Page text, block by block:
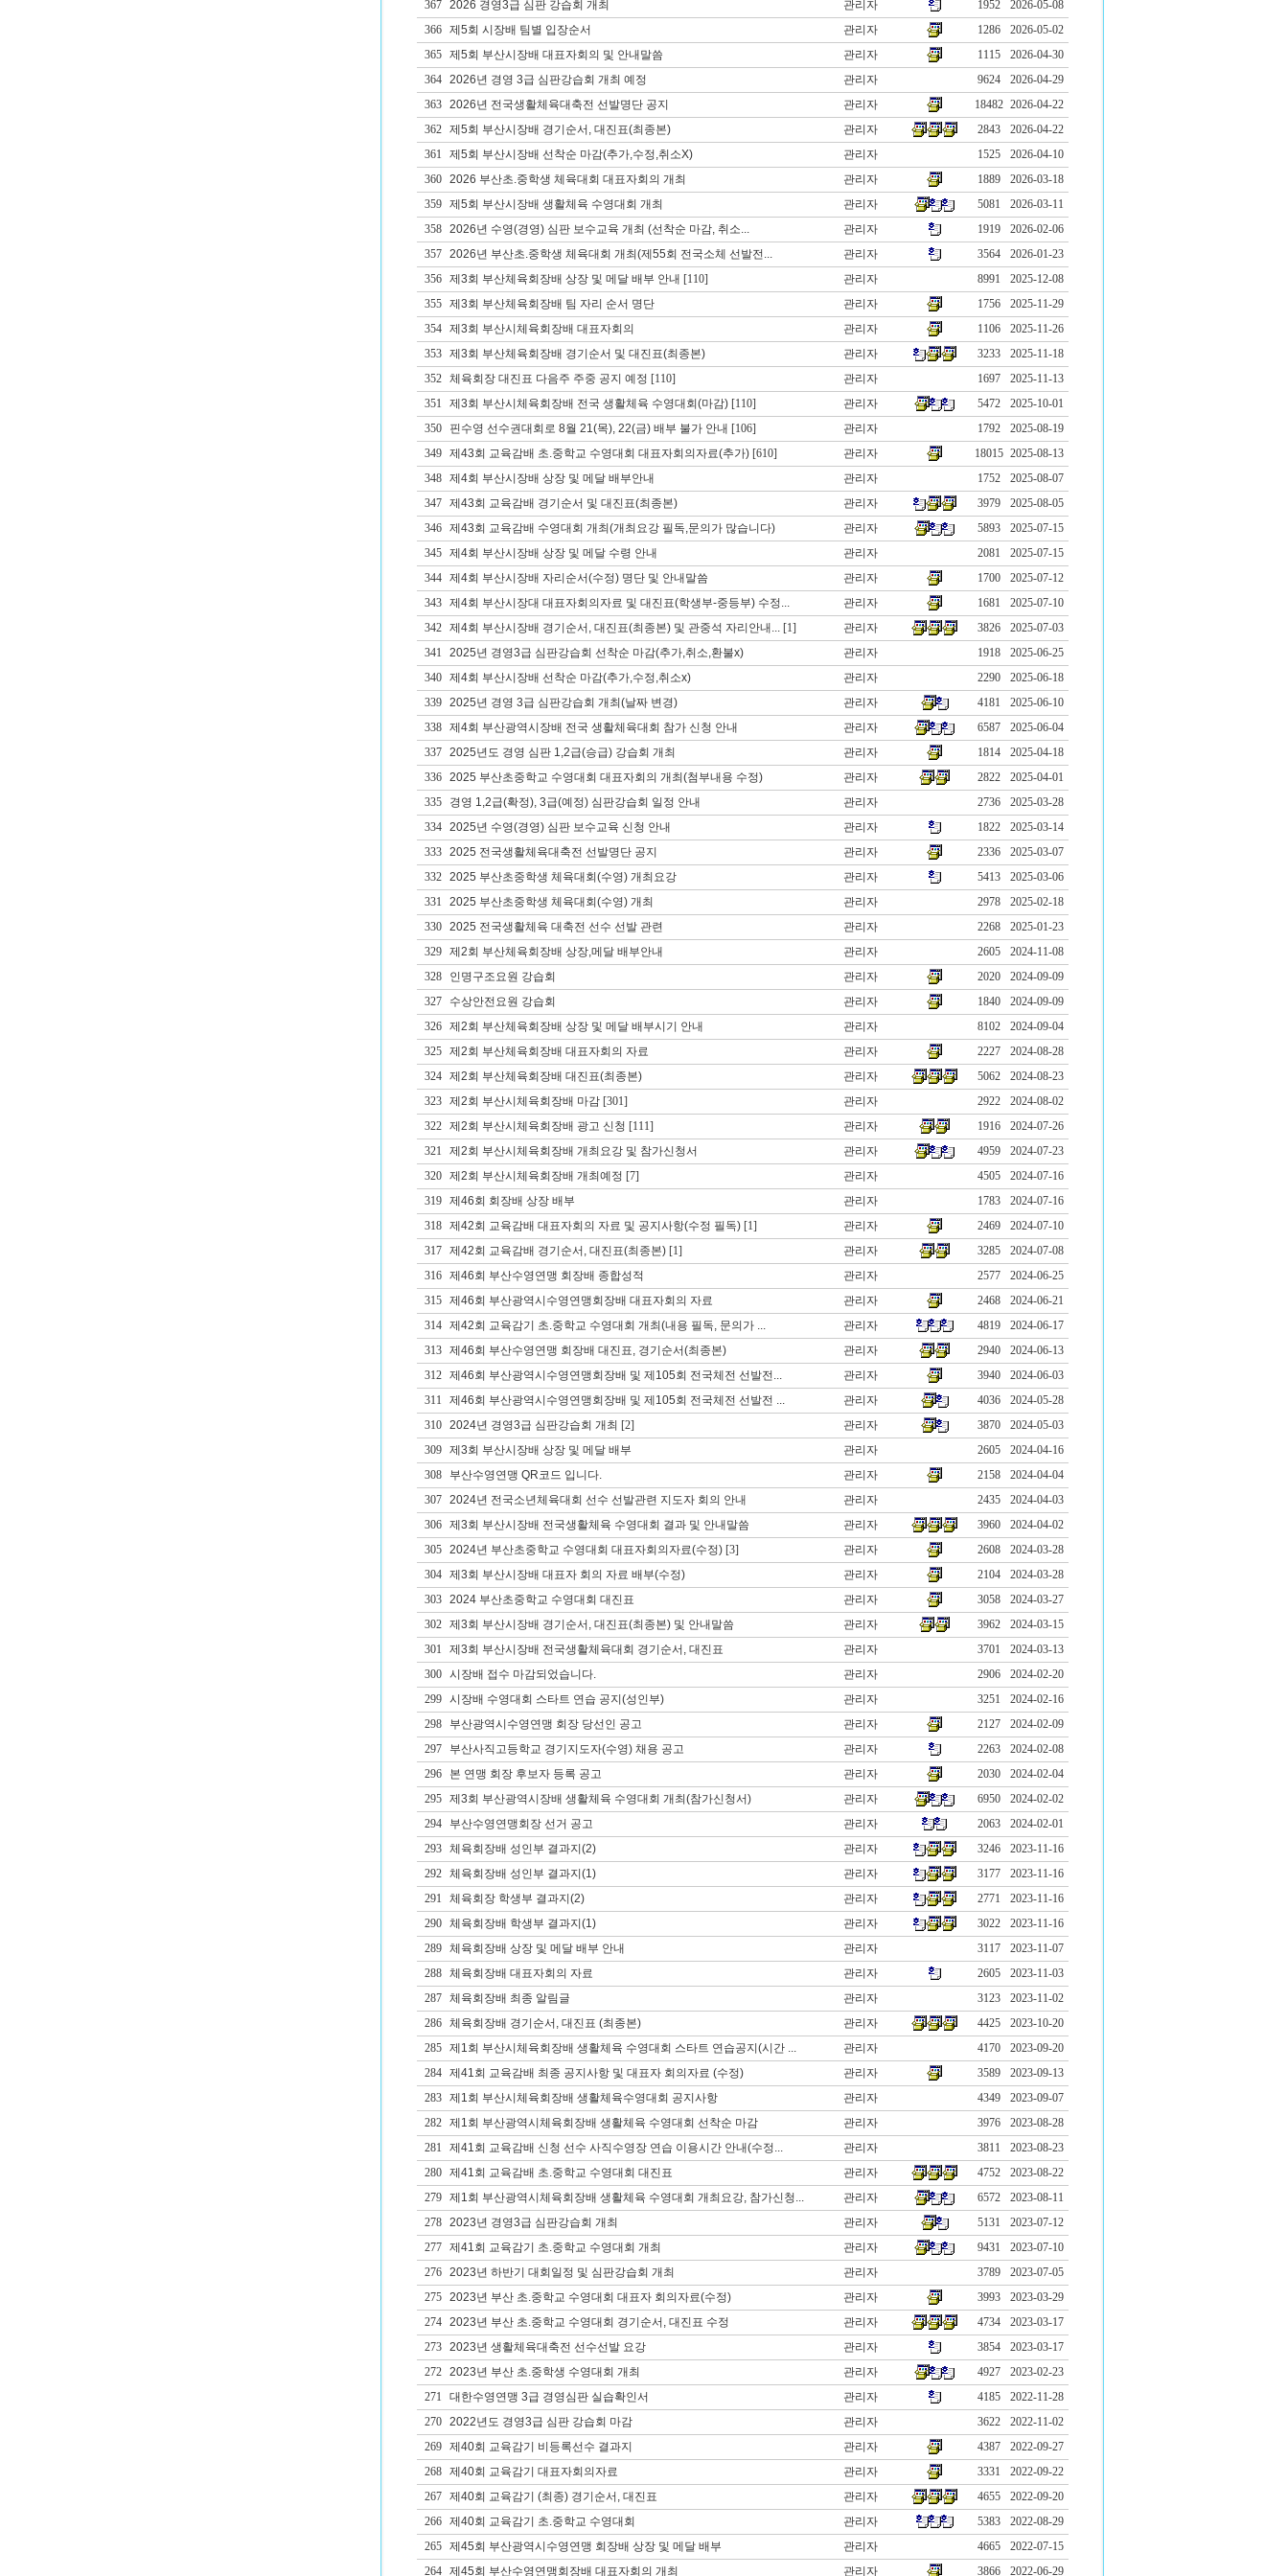
367 2026 경영3급 심판 강습회 개최 관리자 1952
2026-05-08
366
제5회 시장배 팀별 입장순서 관리자 1286
2026-05-02
365
제5회 부산시장배 대표자회의 및 안내말씀 관리자 1115
2026-04-30
364
2026년 경영 3급 심판강습회 개최 예정 관리자 9624
2026-04-29
363
2026년 전국생활체육대축전 선발명단 공지 관리자 18482 2026-04-22
362
제5회 부산시장배 경기순서, 대진표(최종본) 관리자 2843
2026-04-22
361
제5회 부산시장배 선착순 마감(추가,수정,취소X) 관리자 1525
2026-04-10
360
2026 부산초.중학생 체육대회 대표자회의 개최 관리자 1889
2026-03-18
359
제5회 부산시장배 생활체육 수영대회 개최 관리자 5081
2026-03-11
358
2026년 수영(경영) 심판 보수교육 개최 (선착순 마감, 취소... 관리자 1919
2026-02-06
357
2026년 부산초.중학생 체육대회 개최(제55회 전국소체 선발전... 관리자 3564
2026-01-23
356
제3회 부산체육회장배 상장 및 메달 배부 안내 [110] 관리자 8991
2025-12-08
355
제3회 부산체육회장배 팀 자리 순서 명단 관리자 1756
2025-11-29
354
제3회 부산시체육회장배 대표자회의 관리자 1106
2025-11-26
353
제3회 부산체육회장배 경기순서 및 대진표(최종본) 관리자 3233
2025-11-18
352
체육회장 대진표 다음주 주중 공지 예정 [110] 관리자 1697
2025-11-13
351
제3회 부산시체육회장배 전국 생활체육 수영대회(마감)[110] 관리자 5472
2025-10-01
350
핀수영 선수권대회로 8월 21(목), 22(금) 배부 불가 안내 [106] 관리자 1792
2025-08-19
349
제43회 교육감배 초.중학교 수영대회 대표자회의자료(추가)[610] 관리자 18015 2025-08-13
348
제4회 부산시장배 상장 및 메달 배부안내 관리자 1752
2025-08-07
347
제43회 교육감배 경기순서 및 대진표(최종본) 관리자 3979
2025-08-05
346
제43회 교육감배 수영대회 개최(개최요강 필독,문의가 많습니다) 관리자 5893
2025-07-15
345
제4회 부산시장배 상장 및 메달 수령 안내 관리자 2081
2025-07-15
344
제4회 부산시장배 자리순서(수정) 명단 및 안내말씀 관리자 1700
2025-07-12
343
제4회 부산시장대 대표자회의자료 및 대진표(학생부-중등부) 수정... 관리자 1681
2025-07-10
342
제4회 부산시장배 경기순서, 대진표(최종본) 및 관중석 자리안내...[1] 관리자 3826
2025-07-03
341
2025년 경영3급 심판강습회 선착순 마감(추가,취소,환불x) 관리자 1918
2025-06-25
340
제4회 부산시장배 선착순 마감(추가,수정,취소x) 관리자 2290
2025-06-18
339
2025년 경영 3급 심판강습회 개최(날짜 변경) 관리자 4181
2025-06-10
338
제4회 부산광역시장배 전국 생활체육대회 참가 신청 안내 관리자 6587
2025-06-04
337
2025년도 경영 심판 1,2급(승급) 강습회 개최 관리자 1814
2025-04-18
336
2025 부산초중학교 수영대회 대표자회의 개최(첨부내용 수정) 관리자 2822
2025-04-01
335
경영 1,2급(확정), 3급(예정) 심판강습회 일정 안내 관리자 2736
2025-03-28
334
2025년 수영(경영) 심판 보수교육 신청 안내 관리자 1822
2025-03-14
333
2025 전국생활체육대축전 선발명단 공지 관리자 2336
2025-03-07
332
2025 부산초중학생 체육대회(수영) 개최요강 관리자 5413
2025-03-06
331
2025 부산초중학생 체육대회(수영) 개최 관리자 2978
2025-02-18
330
2025 전국생활체육 대축전 선수 선발 관련 관리자 2268
2025-01-23
329
제2회 부산체육회장배 상장,메달 배부안내 관리자 2605
2024-11-08
328
인명구조요원 강습회 관리자 2020
2024-09-09
327
수상안전요원 강습회 관리자 1840
2024-09-09
326
제2회 부산체육회장배 상장 및 메달 배부시기 안내 관리자 8102
2024-09-04
325
제2회 부산체육회장배 대표자회의 자료 관리자 2227
2024-08-28
324
제2회 부산체육회장배 대진표(최종본) 관리자 5062
2024-08-23
323
제2회 부산시체육회장배 마감[301] 관리자 2922
2024-08-02
322
제2회 부산시체육회장배 광고 신청 [111] 관리자 1916
2024-07-26
321
제2회 부산시체육회장배 개최요강 및 참가신청서 관리자 4959
2024-07-23
320
제2회 부산시체육회장배 개최예정 [7] 관리자 4505
2024-07-16
319
제46회 회장배 상장 배부 관리자 1783
2024-07-16
318
제42회 교육감배 대표자회의 자료 및 공지사항(수정 필독)[1] 관리자 2469
2024-07-10
317
제42회 교육감배 경기순서, 대진표(최종본)[1] 관리자 3285
2024-07-08
316
제46회 부산수영연맹 회장배 종합성적 관리자 2577
2024-06-25
315
제46회 부산광역시수영연맹회장배 대표자회의 자료 관리자 2468
2024-06-21
314
제42회 교육감기 초.중학교 수영대회 개최(내용 필독, 문의가 ... 관리자 4819
2024-06-17
313
제46회 부산수영연맹 회장배 대진표, 경기순서(최종본) 관리자 2940
2024-06-13
312
제46회 부산광역시수영연맹회장배 및 제105회 전국체전 선발전... 관리자 3940
2024-06-03
311
제46회 부산광역시수영연맹회장배 및 제105회 전국체전 선발전 ... 관리자 4036
2024-05-28
310
2024년 경영3급 심판강습회 개최 [2] 관리자 3870
2024-05-03
309
제3회 부산시장배 상장 및 메달 배부 관리자 2605
2024-04-16
308
부산수영연맹 QR코드 입니다. 관리자 2158
2024-04-04
307
2024년 전국소년체육대회 선수 선발관련 지도자 회의 안내 관리자 2435
2024-04-03
306
제3회 부산시장배 전국생활체육 수영대회 결과 및 안내말씀 관리자 3960
2024-04-02
305
2024년 부산초중학교 수영대회 대표자회의자료(수정)[3] 관리자 2608
2024-03-28
304
제3회 부산시장배 대표자 회의 자료 배부(수정) 관리자 2104
2024-03-28
303
2024 부산초중학교 수영대회 대진표 관리자 3058
2024-03-27
302
제3회 부산시장배 경기순서, 대진표(최종본) 및 안내말씀 관리자 3962
2024-03-15
301
제3회 부산시장배 전국생활체육대회 경기순서, 대진표 관리자 3701
2024-03-13
300
시장배 접수 마감되었습니다. 관리자 2906
2024-02-20
299
시장배 수영대회 스타트 연습 공지(성인부) 관리자 3251
2024-02-16
298
부산광역시수영연맹 회장 당선인 공고 관리자 2127
2024-02-09
297
부산사직고등학교 경기지도자(수영) 채용 공고 관리자 2263
2024-02-08
296
본 연맹 회장 후보자 등록 공고 관리자 2030
2024-02-04
295
제3회 부산광역시장배 생활체육 수영대회 개최(참가신청서) 관리자 6950
2024-02-02
294
부산수영연맹회장 선거 공고 관리자 2063
2024-02-01
293
체육회장배 성인부 결과지(2) 관리자 3246
2023-11-16
292
체육회장배 성인부 결과지(1) 관리자 3177
2023-11-16
291
체육회장 학생부 결과지(2) 관리자 2771
2023-11-16
290
체육회장배 학생부 결과지(1) 관리자 3022
2023-11-16
289
체육회장배 상장 및 메달 배부 안내 관리자 3117
2023-11-07
288
체육회장배 대표자회의 자료 관리자 2605
2023-11-03
287
체육회장배 최종 알림글 관리자 3123
2023-11-02
286
체육회장배 경기순서, 대진표 (최종본) 관리자 4425
2023-10-20
285
제1회 부산시체육회장배 생활체육 수영대회 스타트 연습공지(시간 ... 관리자 4170
2023-09-20
284
제41회 교육감배 최종 공지사항 및 대표자 회의자료 (수정) 관리자 3589
2023-09-13
283
제1회 부산시체육회장배 생활체육수영대회 공지사항 관리자 4349
2023-09-07
282
제1회 부산광역시체육회장배 생활체육 수영대회 선착순 마감 관리자 3976
2023-08-28
281
제41회 교육감배 신청 선수 사직수영장 연습 이용시간 안내(수정... 관리자 3811
2023-08-23
280
제41회 교육감배 초.중학교 수영대회 대진표 관리자 4752
2023-08-22
279
제1회 부산광역시체육회장배 생활체육 수영대회 개최요강, 참가신청... 관리자 6572
2023-08-11
278
2023년 경영3급 심판강습회 개최 관리자 5131
2023-07-12
277
제41회 교육감기 초.중학교 수영대회 개최 관리자 9431
2023-07-10
276
2023년 하반기 대회일정 및 심판강습회 개최 관리자 3789
2023-07-05
275
2023년 부산 초.중학교 수영대회 대표자 회의자료(수정) 관리자 3993
2023-03-29
274
2023년 부산 초.중학교 수영대회 경기순서, 대진표 수정 관리자 4734
2023-03-17
273
2023년 생활체육대축전 선수선발 요강 관리자 3854
2023-03-17
272
2023년 부산 초.중학생 수영대회 개최 관리자 4927
2023-02-23
271
대한수영연맹 3급 경영심판 실습확인서 관리자 4185
2022-11-28
270
2022년도 경영3급 심판 강습회 마감 관리자 3622
2022-11-02
269
제40회 교육감기 비등록선수 결과지 관리자 4387
2022-09-27
268
제40회 교육감기 대표자회의자료 관리자 3331
2022-09-22
267
제40회 교육감기 (최종) 경기순서, 대진표 관리자 4655
2022-09-20
266
제40회 교육감기 초.중학교 수영대회 관리자 5383
2022-08-29
265
제45회 부산광역시수영연맹 회장배 상장 및 메달 배부 관리자 4665
2022-07-15
264
제45회 부산수영연맹회장배 대표자회의 개최 관리자 3866 2022-06-29